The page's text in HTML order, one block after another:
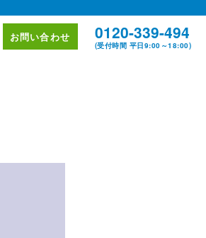
お問い合わせ 0120-339-494
(受付時間 平日9:00～18:00)